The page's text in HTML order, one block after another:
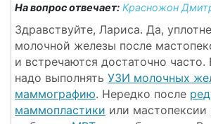
На вопрос отвечает: Красножон
Здравствуйте, Лариса. Да,
молочной железы после
и встречаются достаточно часто.
надо выполнять УЗИ молочных
маммографию. Нередко после
маммопластики или